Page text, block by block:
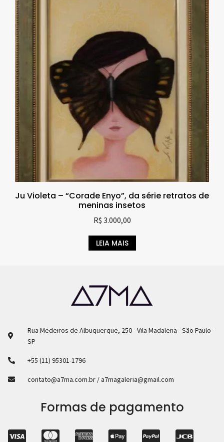
Ju Violeta – “Corade Enyo”, da série retratos de
meninas insetos
R$ 3.000,00
LEIA MAIS
Rua Medeiros de Albuquerque, 250 - Vila Madalena - São Paulo –
SP
+55 (11) 95301-1796
contato@a7ma.com.br / a7magaleria@gmail.com
Formas de pagamento